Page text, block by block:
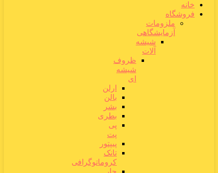
خانه
فروشگاه
ملزومات
آزمایشگاهی
شیشه
آلات
ظروف
شیشه
ای
ارلن
بالن
بشر
بطری
پی
پت
پیپتور
تانک
کروماتوگرافی